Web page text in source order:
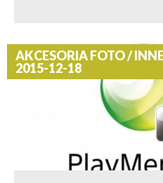
AKCESORIA FOTO /
2015-12-18